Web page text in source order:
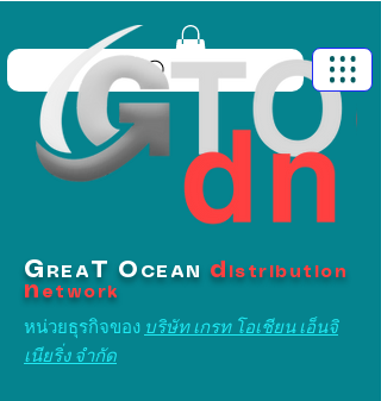
G REA T O CEAN d istribution
n etwork
หน่วยธุรกิจของ บริษัท เกรท โอเชียน เอ็นจิ
เนียริ่ง จำกัด